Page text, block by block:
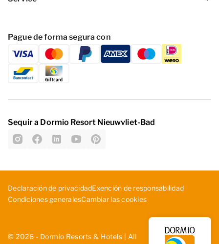
Pague de forma segura con
Sequir a Dormio Resort Nieuwvliet-Bad
© 2026 - Dormio Resorts & Hotels | All
D­ecl­ara­ció­n d­e p­riv­aci­dadExe­nci­ón ­de ­res­pon­sab­ili­dad
Con­dic­ion­es ­gen­era­lesCambiar las cookies